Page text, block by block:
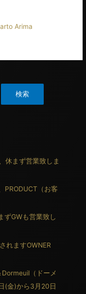
Arima
検索
休まず営業致しま
PRODUCT（お客
ずGWも営業致し
れますOWNER
（ドーメ
(金)から3月20日